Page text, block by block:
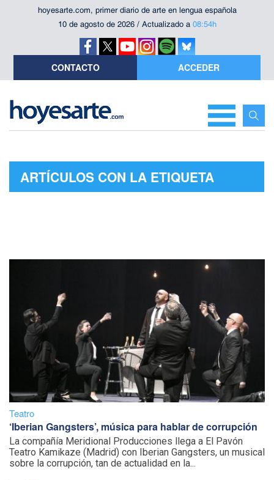
hoyesarte.com, primer diario de arte en lengua española
10 de agosto de 2026 / Actualizado a 08:54h
CONTACTO ACCEDER
ARTÍCULOS CON LA ETIQUETA
Teatro
‘Iberian Gangsters’, música para hablar de corrupción
La compañía Meridional Producciones llega a El Pavón
Teatro Kamikaze (Madrid) con Iberian Gangsters, un musical
sobre la corrupción, tan de actualidad en la...